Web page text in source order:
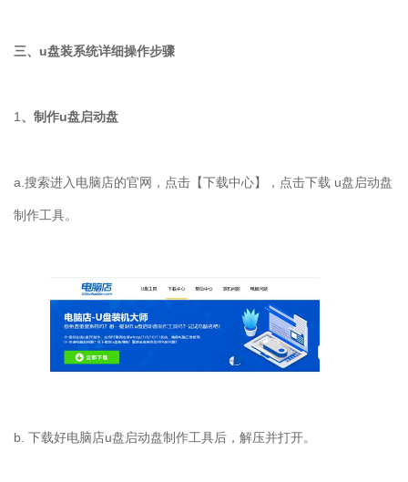
三、u盘装系统详细操作步骤
1 、制作u盘启动盘
a.搜索进入电脑店的官网，点击【下载中心】，点击下载 u盘启动盘
制作工具。
b. 下载好电脑店u盘启动盘制作工具后，解压并打开。